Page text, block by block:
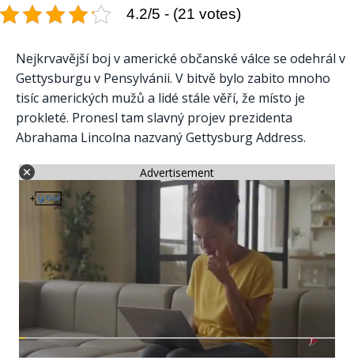
4.2/5 - (21 votes)
Nejkrvavější boj v americké občanské válce se odehrál v
Gettysburgu v Pensylvánii. V bitvě bylo zabito mnoho
tisíc amerických mužů a lidé stále věří, že místo je
prokleté. Pronesl tam slavný projev prezidenta
Abrahama Lincolna nazvaný Gettysburg Address.
Advertisement